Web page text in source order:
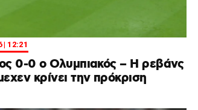
| 12:21
0-0 ο Ολυμπιακός – Η ρεβάνς
κρίνει την πρόκριση